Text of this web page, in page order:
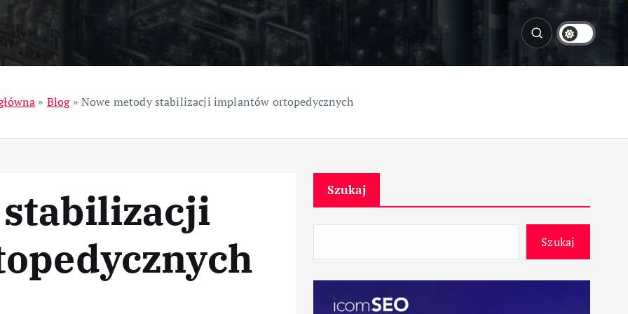
Przemysł
» Blog» Nowe metody stabilizacji implantów ortopedycznych
Szukaj
Szukaj